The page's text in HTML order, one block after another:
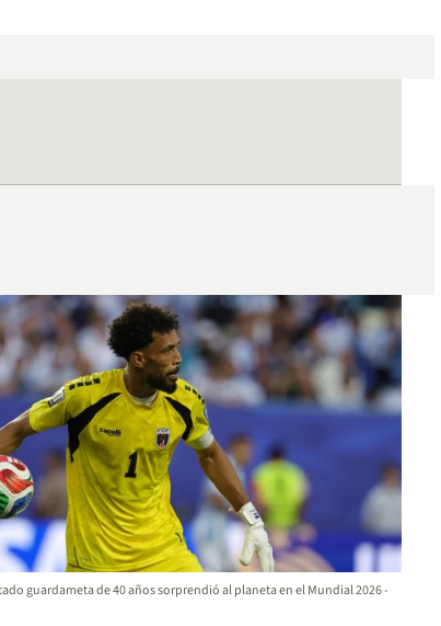
guardameta de 40 años sorprendió al planeta en el Mundial 2026 -